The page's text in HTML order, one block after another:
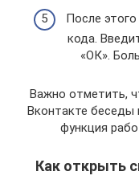
После
кода.
«ОК».
Важно отметить,
Вконтакте беседы
функция
Как открыть